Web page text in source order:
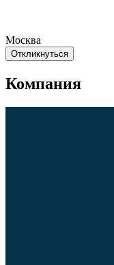
Москва
Откликнуться
Компания